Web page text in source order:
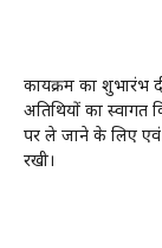
कार्यक्रम का
अतिथियों का स्वागत
पर ले जाने के लिए एवं
रखी।